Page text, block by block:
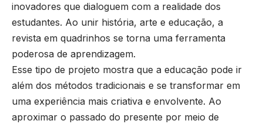
inovadores que dialoguem com a realidade dos
estudantes. Ao unir história, arte e educação, a
revista em quadrinhos se torna uma ferramenta
poderosa de aprendizagem.
Esse tipo de projeto mostra que a educação pode ir
além dos métodos tradicionais e se transformar em
uma experiência mais criativa e envolvente. Ao
aproximar o passado do presente por meio de